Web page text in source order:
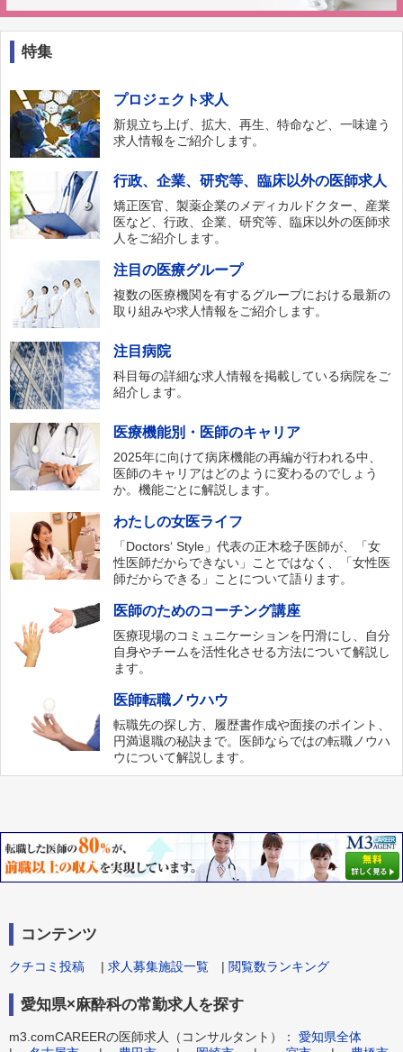
特集
プロジェクト求人
新規立ち上げ、拡大、再生、特命など、一味違う
求人情報をご紹介します。
行政、企業、研究等、臨床以外の医師求人
矯正医官、製薬企業のメディカルドクター、産業
医など、行政、企業、研究等、臨床以外の医師求
人をご紹介します。
注目の医療グループ
複数の医療機関を有するグループにおける最新の
取り組みや求人情報をご紹介します。
注目病院
科目毎の詳細な求人情報を掲載している病院をご
紹介します。
医療機能別・医師のキャリア
2025年に向けて病床機能の再編が行われる中、
医師のキャリアはどのように変わるのでしょう
か。機能ごとに解説します。
わたしの女医ライフ
「Doctors‘ Style」代表の正木稔子医師が、「女
性医師だからできない」ことではなく、「女性医
師だからできる」ことについて語ります。
医師のためのコーチング講座
医療現場のコミュニケーションを円滑にし、自分
自身やチームを活性化させる方法について解説し
ます。
医師転職ノウハウ
転職先の探し方、履歴書作成や面接のポイント、
円満退職の秘訣まで。医師ならではの転職ノウハ
ウについて解説します。
コンテンツ
クチコミ投稿 | 求人募集施設一覧 | 閲覧数ランキング
愛知県×麻酔科の常勤求人を探す
m3.comCAREERの医師求人（コンサルタント）： 愛知県全体